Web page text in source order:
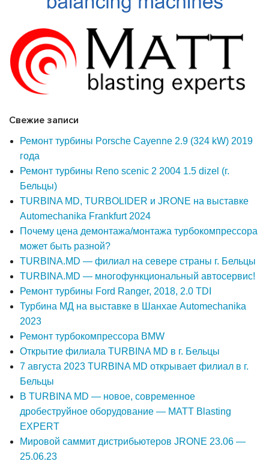
Свежие записи
Ремонт турбины Porsche Cayenne 2.9 (324 kW) 2019
года
Ремонт турбины Reno scenic 2 2004 1.5 dizel (г.
Бельцы)
TURBINA MD, TURBOLIDER и JRONE на выставке
Automechanika Frankfurt 2024
Почему цена демонтажа/монтажа турбокомпрессора
может быть разной?
TURBINA.MD — филиал на севере страны г. Бельцы
TURBINA.MD — многофункциональный автосервис!
Ремонт турбины Ford Ranger, 2018, 2.0 TDI
Турбина МД на выставке в Шанхае Automechanika
2023
Ремонт турбокомпрессора BMW
Открытие филиала TURBINA MD в г. Бельцы
7 августа 2023 TURBINA MD открывает филиал в г.
Бельцы
В TURBINA MD — новое, современное
дробеструйное оборудование — MATT Blasting
EXPERT
Мировой саммит дистрибьютеров JRONE 23.06 —
25.06.23